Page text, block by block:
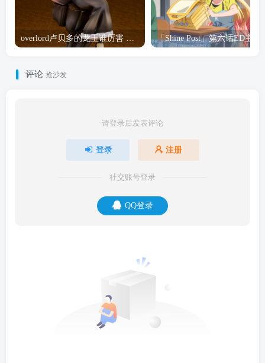
overlord卢贝多的龙王谁厉害 「Overlord」露普斯蕾琪娜·贝塔手办开订
评论 抢沙发
请登录后发表评论
登录 注册
社交账号登录
QQ登录